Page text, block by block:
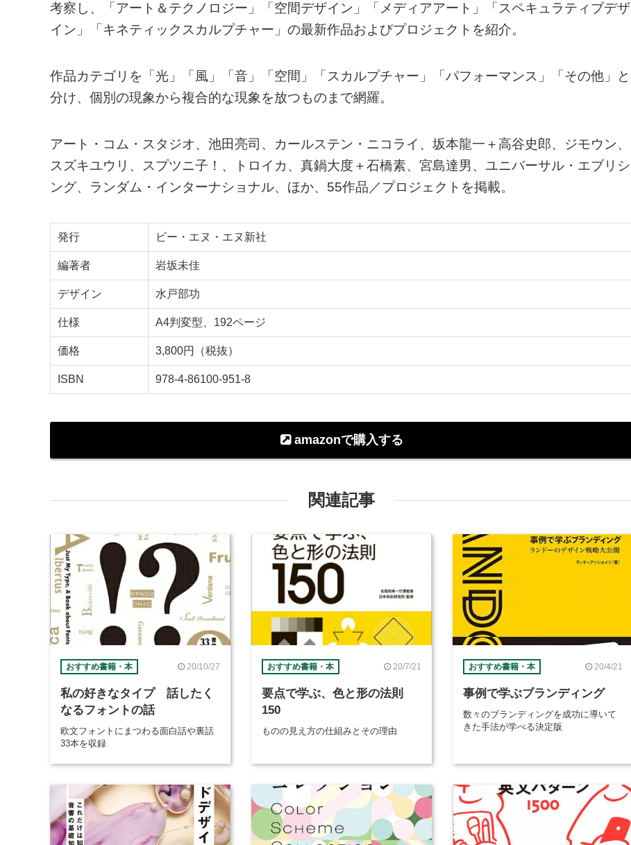
考察し、「アート＆テクノロジー」「空間デザイン」「メディアアート」「スペキュラティブデザ
イン」「キネティックスカルプチャー」の最新作品およびプロジェクトを紹介。
作品カテゴリを「光」「風」「音」「空間」「スカルプチャー」「パフォーマンス」「その他」と
分け、個別の現象から複合的な現象を放つものまで網羅。
アート・コム・スタジオ、池田亮司、カールステン・ニコライ、坂本龍一＋高谷史郎、ジモウン、
スズキユウリ、スプツニ子！、トロイカ、真鍋大度＋石橋素、宮島達男、ユニバーサル・エブリシ
ング、ランダム・インターナショナル、ほか、55作品／プロジェクトを掲載。
発行 ビー・エヌ・エヌ新社
編著者 岩坂未佳
デザイン 水戸部功
仕様 A4判変型、192ページ
価格 3,800円（税抜）
ISBN 978-4-86100-951-8
amazonで購入する
関連記事
おすすめ書籍・本 20/10/27
私の好きなタイプ 話したく
なるフォントの話
欧文フォントにまつわる面白話や裏話
33本を収録
おすすめ書籍・本 20/7/21
要点で学ぶ、色と形の法則
150
ものの見え方の仕組みとその理由
おすすめ書籍・本 20/4/21
事例で学ぶブランディング
数々のブランディングを成功に導いて
きた手法が学べる決定版